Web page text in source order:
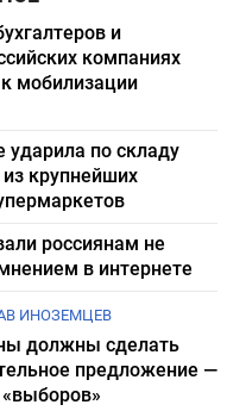
и
компаниях
мобилизации
ударила по складу
крупнейших
россиянам не
в интернете
ИНОЗЕМЦЕВ
должны сделать
предложение —